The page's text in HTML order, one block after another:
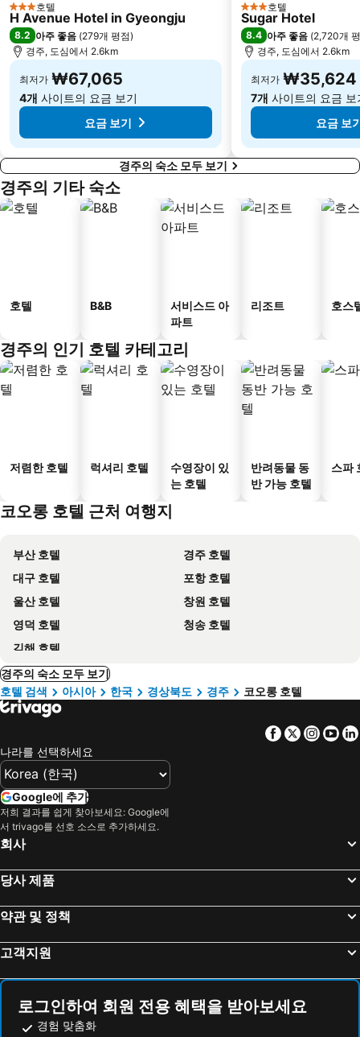
3 성급호텔
H Avenue Hotel in Gyeongju
8.2 아주 좋음 (279개 평점)
경주, 도심에서 2.6km
최저가 ₩67,065
4개 사이트의 요금 보기
요금 보기
3 성급호텔
Sugar Hotel
8.4 아주 좋음 (2,720개
경주, 도심에서 2.6km
최저가 ₩35,624
7개 사이트의 요금 보
요금 보
경주의 숙소 모두 보기
경주의 기타 숙소
호텔 B&B
서비스드 아
파트
리조트 호스
경주의 인기 호텔 카테고리
저렴한 호텔 럭셔리 호텔
수영장이 있
는 호텔
반려동물 동
반 가능 호텔
스파
코오롱 호텔 근처 여행지
부산 호텔
경주 호텔
대구 호텔
포항 호텔
울산 호텔
창원 호텔
영덕 호텔
청송 호텔
김해 호텔
경주의 숙소 모두 보기
호텔 검색
아시아 한국 경상북도 경주 코오롱 호텔
Facebook
Twitter
나라를 선택하세요
Google에 추가
저희 결과를 쉽게 찾아보세요: Google에
서 trivago를 선호 소스로 추가하세요.
회사
당사 제품
약관 및 정책
고객지원
로그인하여 회원 전용 혜택을 받아보세요
경험 맞춤화